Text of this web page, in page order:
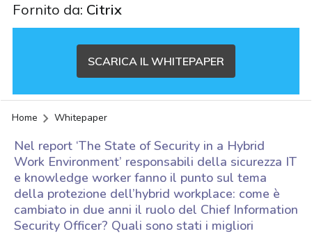
Fornito da: Citrix
SCARICA IL WHITEPAPER
Home Whitepaper
Nel report ‘The State of Security in a Hybrid
Work Environment’ responsabili della sicurezza IT
e knowledge worker fanno il punto sul tema
della protezione dell’hybrid workplace: come è
cambiato in due anni il ruolo del Chief Information
Security Officer? Quali sono stati i migliori